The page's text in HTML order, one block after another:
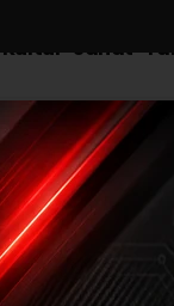
Kültür-Sanat-